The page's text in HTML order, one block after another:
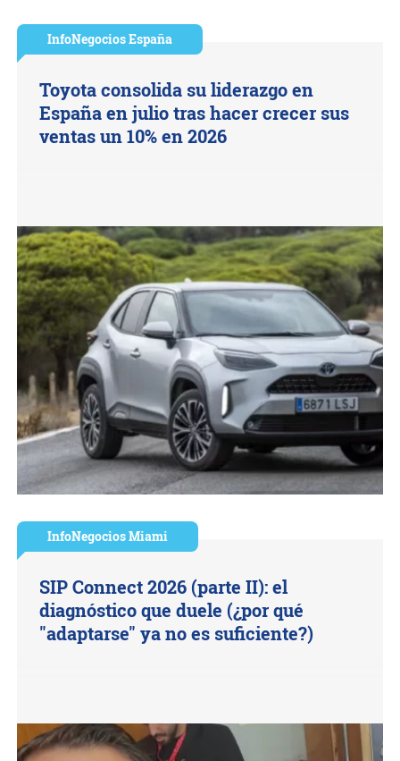
InfoNegocios España
Toyota consolida su liderazgo en
España en julio tras hacer crecer sus
ventas un 10% en 2026
InfoNegocios Miami
SIP Connect 2026 (parte II): el
diagnóstico que duele (¿por qué
"adaptarse" ya no es suficiente?)